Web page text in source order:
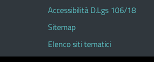
Accessibilità D.Lgs 106/18
Sitemap
Elenco siti tematici